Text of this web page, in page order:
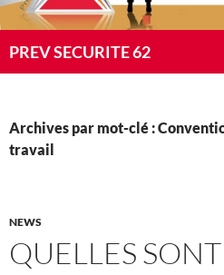
PREV SECURITE 62
Archives par mot-clé :
travail
NEWS
QUELLES